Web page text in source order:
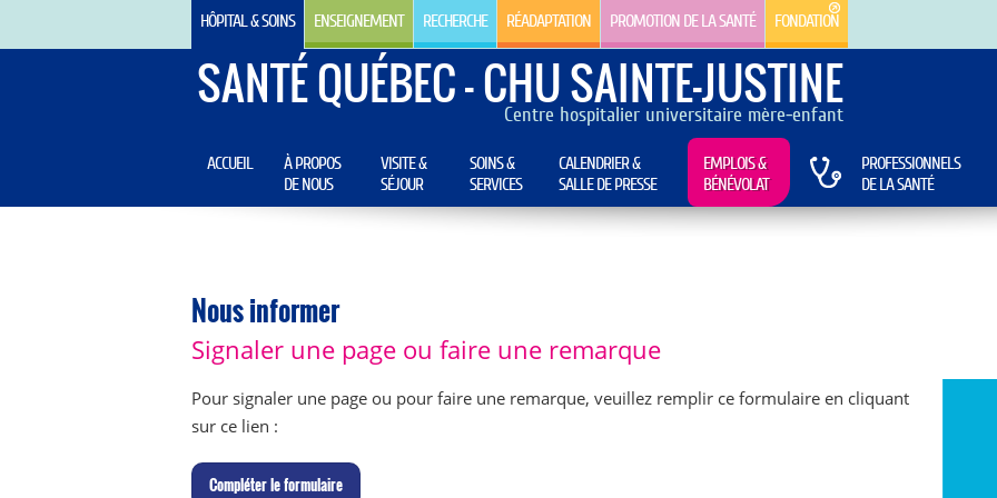
HÔPITAL & SOINS ENSEIGNEMENT RECHERCHE RÉADAPTATION PROMOTION DE LA SANTÉ FONDATION
SANTÉ QUÉBEC - CHU SAINTE-JUSTINE
Centre hospitalier universitaire mère-enfant
ACCUEIL
À PROPOS
DE NOUS
VISITE &
SÉJOUR
SOINS &
SERVICES
CALENDRIER &
SALLE DE PRESSE
EMPLOIS &
BÉNÉVOLAT
PROFESSIONNELS
DE LA SANTÉ
Nous informer
Signaler une page ou faire une remarque
Pour signaler une page ou pour faire une remarque, veuillez remplir ce formulaire en cliquant
sur ce lien :
Compléter le formulaire